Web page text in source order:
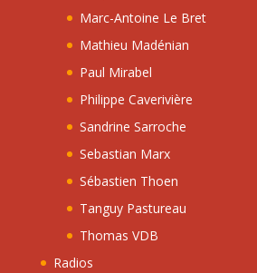
Marc-Antoine Le Bret
Mathieu Madénian
Paul Mirabel
Philippe Caverivière
Sandrine Sarroche
Sebastian Marx
Sébastien Thoen
Tanguy Pastureau
Thomas VDB
Radios